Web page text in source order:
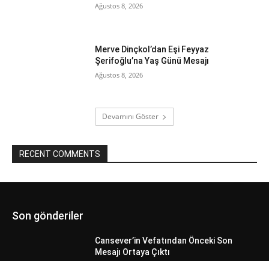
Ağustos 8, 2026
Merve Dinçkol’dan Eşi Feyyaz
Şerifoğlu’na Yaş Günü Mesajı
Ağustos 8, 2026
Devamını Göster
RECENT COMMENTS
Son gönderiler
Cansever’in Vefatından Önceki Son
Mesajı Ortaya Çıktı